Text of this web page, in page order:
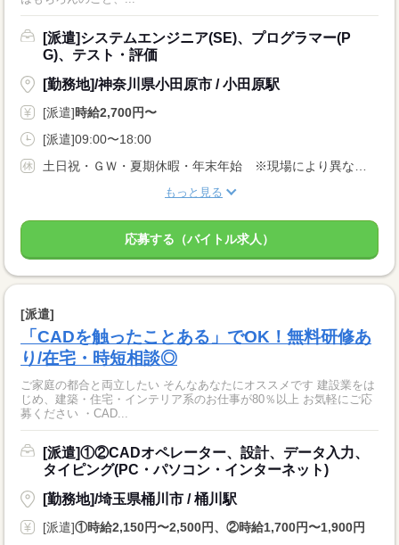
[派遣]システムエンジニア(SE)、プログラマー(P
G)、テスト・評価
[勤務地]/神奈川県小田原市 / 小田原駅
[派遣]時給2,700円〜
[派遣]09:00〜18:00
もっと見る
応募する（バイトル求人）
[派遣]
「CADを触ったことある」でOK！無料研修あ
り/在宅・時短相談◎
ご家庭の都合と両立したい そんなあなたにオススメです 建設業をは
じめ、建築・住宅・インテリア系のお仕事が80％以上 お気軽にご応
募ください ・CAD...
[派遣]①②CADオペレーター、設計、データ入力、
タイピング(PC・パソコン・インターネット)
[勤務地]/埼玉県桶川市 / 桶川駅
[派遣]①時給2,150円〜2,500円、②時給1,700円〜1,900円